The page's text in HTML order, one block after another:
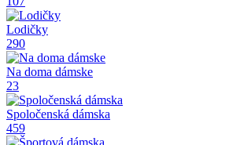
Lodičky
290
Na doma dámske
23
Spoločenská dámska
459